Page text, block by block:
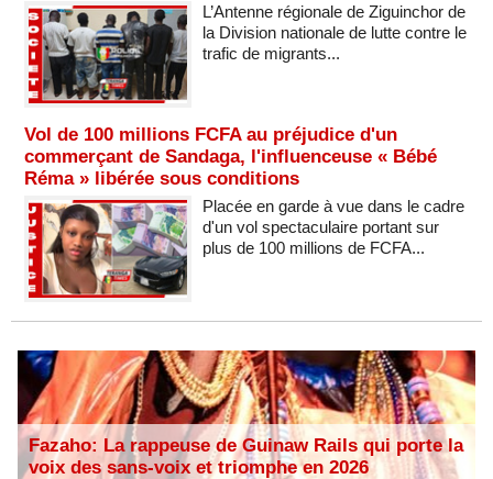
L’Antenne régionale de Ziguinchor de
la Division nationale de lutte contre le
trafic de migrants...
Vol de 100 millions FCFA au préjudice d'un
commerçant de Sandaga, l'influenceuse « Bébé
Réma » libérée sous conditions
Placée en garde à vue dans le cadre
d'un vol spectaculaire portant sur
plus de 100 millions de FCFA...
Fazaho: La rappeuse de Guinaw Rails qui porte la
voix des sans-voix et triomphe en 2026